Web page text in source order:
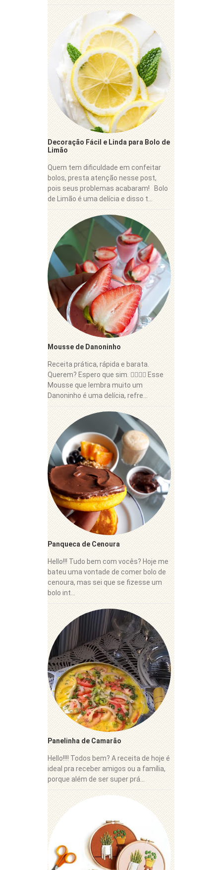
Decoração Fácil e Linda para Bolo de
Limão
Quem tem dificuldade em confeitar
bolos, presta atenção nesse post,
pois seus problemas acabaram! Bolo
de Limão é uma delícia e disso t...
Mousse de Danoninho
Receita prática, rápida e barata.
Querem? Espero que sim. 👍🏼😋🍓 Esse
Mousse que lembra muito um
Danoninho é uma delícia, refre...
Panqueca de Cenoura
Hello!!! Tudo bem com vocês? Hoje me
bateu uma vontade de comer bolo de
cenoura, mas sei que se fizesse um
bolo int...
Panelinha de Camarão
Hello!!!! Todos bem? A receita de hoje é
ideal pra receber amigos ou a família,
porque além de ser super prá...